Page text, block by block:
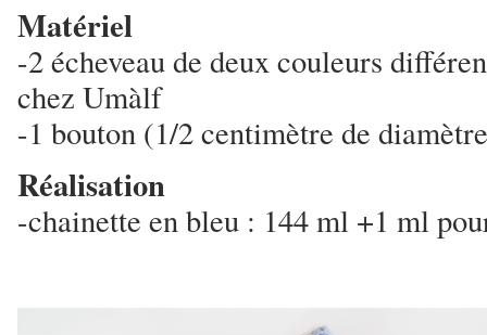
Matériel
-2 écheveau de deux couleurs
chez Umàlf
-1 bouton (1/2 centimètre de
Réalisation
-chainette en bleu : 144 ml +1 ml